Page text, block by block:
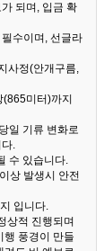
되며, 입금 확
수이며, 선글라
사정(안개구름,
미터)까지
일 기류 변화로
.
수 있습니다.
상 발생시 안전
입니다.
상적 진행되며
행 풍경이 만들